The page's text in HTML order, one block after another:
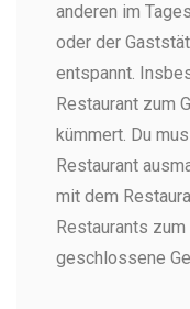
anderen im
oder der
entspannt.
Restaurant zum
kümmert. Du
Restaurant
mit dem
Restaurants
geschlossene